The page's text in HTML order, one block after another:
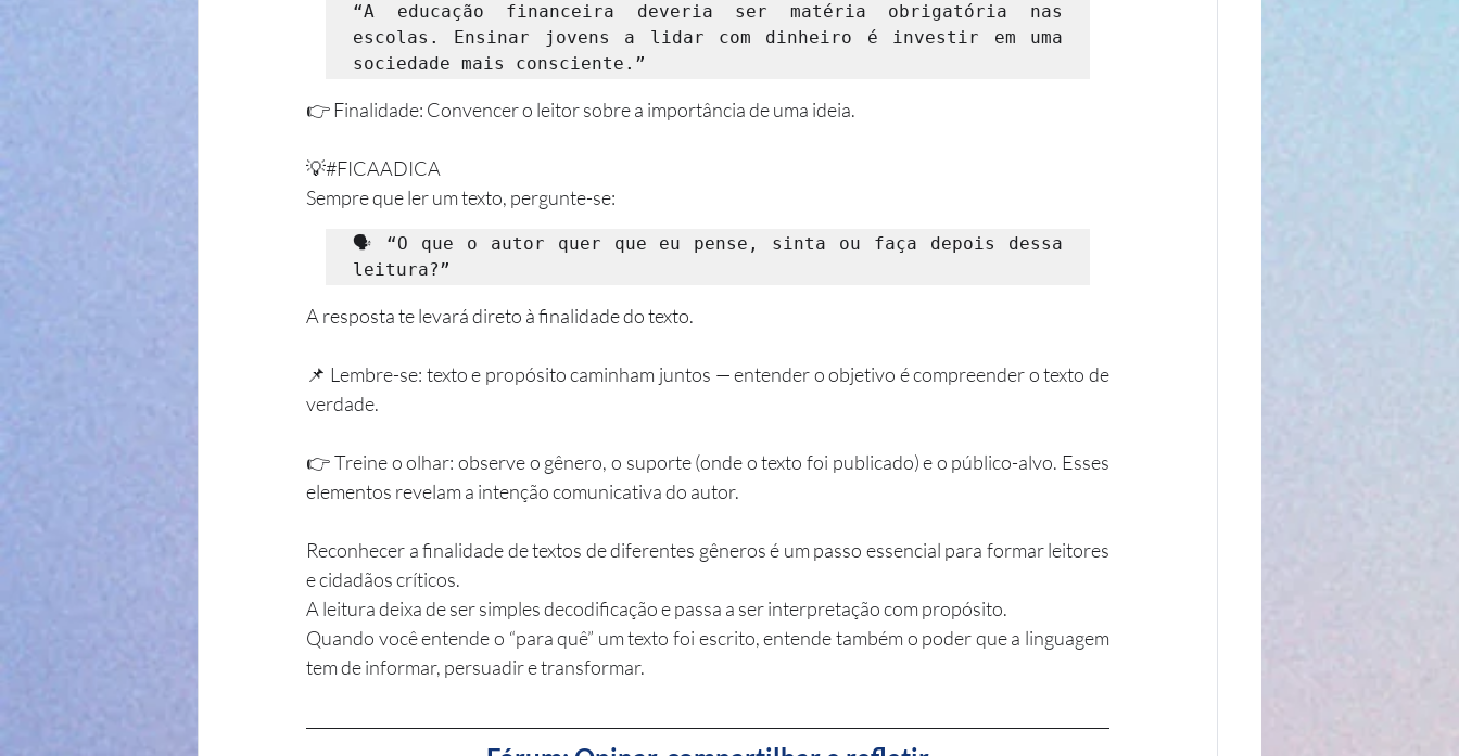
“A educação financeira deveria ser matéria obrigatória nas
escolas. Ensinar jovens a lidar com dinheiro é investir em uma
sociedade mais consciente.”
👉 Finalidade: Convencer o leitor sobre a importância de uma ideia.
💡#FICAADICA
Sempre que ler um texto, pergunte-se:
🗣️ “O que o autor quer que eu pense, sinta ou faça depois dessa
leitura?”
A resposta te levará direto à finalidade do texto.
📌 Lembre-se: texto e propósito caminham juntos — entender o objetivo é compreender o texto de
verdade.
👉 Treine o olhar: observe o gênero, o suporte (onde o texto foi publicado) e o público-alvo. Esses
elementos revelam a intenção comunicativa do autor.
Reconhecer a finalidade de textos de diferentes gêneros é um passo essencial para formar leitores
e cidadãos críticos.
A leitura deixa de ser simples decodificação e passa a ser interpretação com propósito.
Quando você entende o “para quê” um texto foi escrito, entende também o poder que a linguagem
tem de informar, persuadir e transformar.